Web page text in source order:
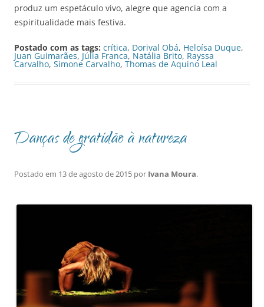
produz um espetáculo vivo, alegre que agencia com a
espiritualidade mais festiva.
Postado com as tags: crítica, Dorival Obá, Heloísa Duque,
Juan Guimarães, Júlia Franca, Natália Brito, Rayssa
Carvalho, Simone Carvalho, Thomas de Aquino Leal
Danças de gratidão à natureza
Postado em 13 de agosto de 2015 por Ivana Moura.